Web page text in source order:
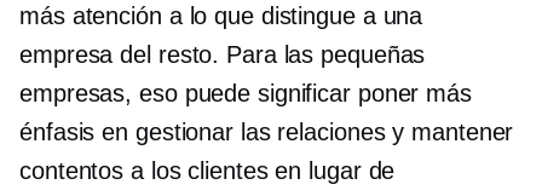
más atención a lo que distingue a una
empresa del resto. Para las pequeñas
empresas, eso puede significar poner más
énfasis en gestionar las relaciones y mantener
contentos a los clientes en lugar de